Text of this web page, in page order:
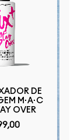
DE
M·A·C
OVER